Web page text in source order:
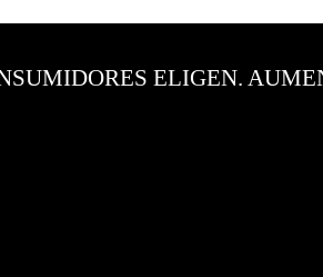
ELIGEN.